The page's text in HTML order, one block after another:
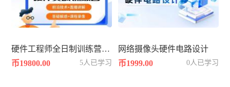
硬件工程师全日制训练营2502期
币19800.00
5人已学习
网络摄像头硬件电路设计
币1999.00
0人已学习